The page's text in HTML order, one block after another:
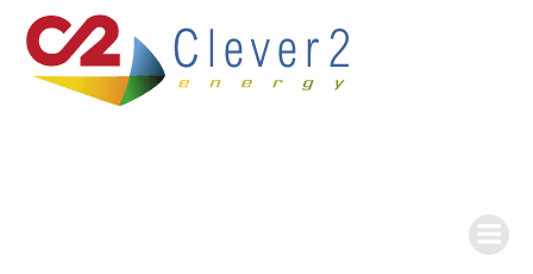
naar
de
inhoud